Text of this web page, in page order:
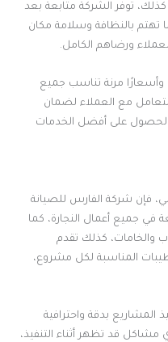
توفر الشركة متابعة بعد
تهتم بالنظافة وسلامة مكان
ورضاهم الكامل.
وأسعارًا مرنة تناسب جميع
مع العملاء لضمان
الحصول على أفضل الخدمات
فإن شركة الفارس للصيانة
جميع أعمال النجارة، كما
والخامات، كذلك تقدم
المناسبة لكل مشروع،
المشاريع بدقة واحترافية
مشاكل قد تظهر أثناء التنفيذ،